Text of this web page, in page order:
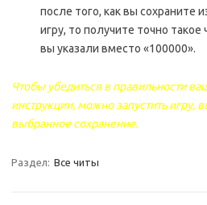
после того, как вы сохраните
игру, то получите точно
вы указали вместо «100000».
Чтобы убедиться в правильности
инструкции, можно запустить игру,
выбранное сохранение.
Раздел: Все читы